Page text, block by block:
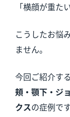
「横顔が重たい
こうしたお悩
ません。
今回ご紹介す
頬・顎下・ジ
クスの症例です